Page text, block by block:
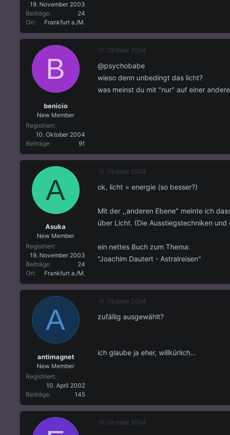
19. November 2003
Beiträge
24
Ort
Frankfurt a./M.
B
benicio
New Member
Registriert
10. Oktober 2004
Beiträge
91
15. Oktober 2004
@psychobabe
wieso denn unbedingt das licht?
was meinst du mit "nur" auf einer
A
Asuka
New Member
Registriert
19. November 2003
Beiträge
24
Ort
Frankfurt a./M.
15. Oktober 2004
ok, licht = energie (so besser?)
Mit der ,,anderen Ebene" meinte ich
über Licht. (Die Ausstiegstechniken
ein nettes Buch zum Thema:
"Joachim Dautert - Astralreisen"
A
antimagnet
New Member
Registriert
10. April 2002
Beiträge
145
16. Oktober 2004
zufällig ausgewählt?
ich glaube ja eher, willkürlich...
16. Oktober 2004